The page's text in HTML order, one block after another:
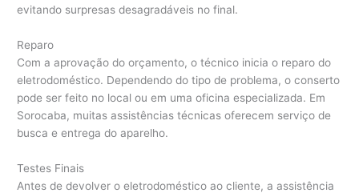
evitando surpresas desagradáveis no final.
Reparo
Com a aprovação do orçamento, o técnico inicia o reparo do
eletrodoméstico. Dependendo do tipo de problema, o conserto
pode ser feito no local ou em uma oficina especializada. Em
Sorocaba, muitas assistências técnicas oferecem serviço de
busca e entrega do aparelho.
Testes Finais
Antes de devolver o eletrodoméstico ao cliente, a assistência